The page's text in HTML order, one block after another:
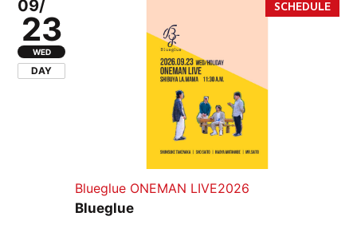
09/
23
WED
DAY
Blueglue ONEMAN LIVE2026
Blueglue